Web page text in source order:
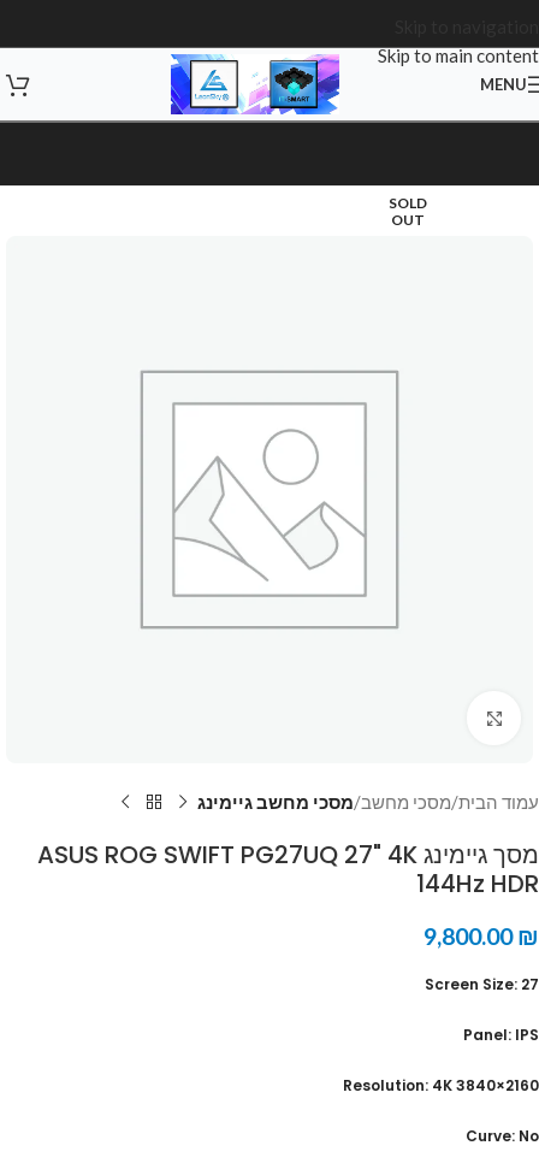
Skip to main content
MENU
SOLD
OUT
עמוד הבית מסכי מחשב מסכי מחשב גיימינג
מסך גיימינג ASUS ROG SWIFT PG27UQ 27" 4K
144Hz HDR
9,800.00₪
Screen Size: 27
Panel: IPS
Resolution: 4K 3840×2160
Curve: No